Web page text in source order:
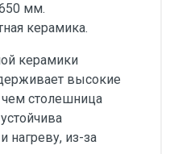
мм.
керамика.
керамики
высокие
столешница
нагреву, из-за